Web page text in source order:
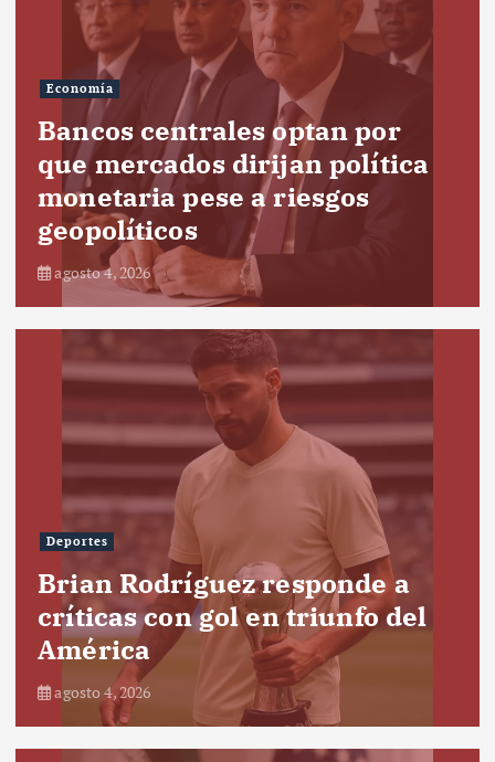
Economía
Bancos centrales optan por
que mercados dirijan política
monetaria pese a riesgos
geopolíticos
agosto 4, 2026
Deportes
Brian Rodríguez responde a
críticas con gol en triunfo del
América
agosto 4, 2026